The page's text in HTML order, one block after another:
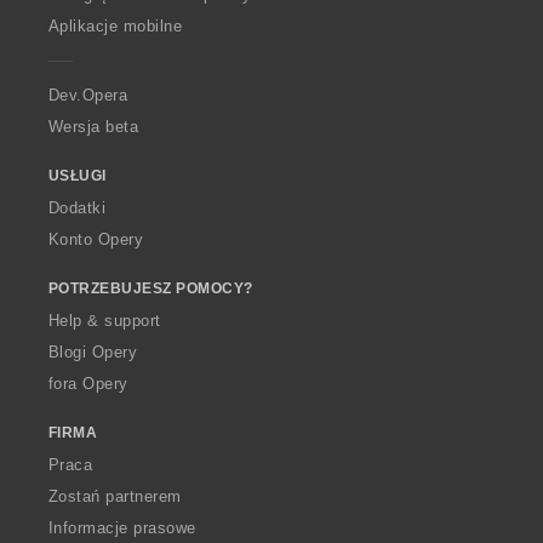
p
a
Aplikacje mobilne
Dev.Opera
Wersja beta
USŁUGI
Dodatki
Konto Opery
POTRZEBUJESZ POMOCY?
Help & support
Blogi Opery
fora Opery
FIRMA
Praca
Zostań partnerem
Informacje prasowe